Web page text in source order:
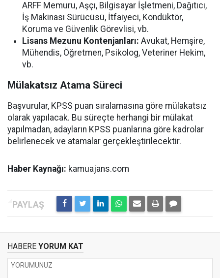
ARFF Memuru, Aşçı, Bilgisayar İşletmeni, Dağıtıcı,
İş Makinası Sürücüsü, İtfaiyeci, Kondüktör,
Koruma ve Güvenlik Görevlisi, vb.
Lisans Mezunu Kontenjanları: Avukat, Hemşire,
Mühendis, Öğretmen, Psikolog, Veteriner Hekim,
vb.
Mülakatsız Atama Süreci
Başvurular, KPSS puan sıralamasına göre mülakatsız
olarak yapılacak. Bu süreçte herhangi bir mülakat
yapılmadan, adayların KPSS puanlarına göre kadrolar
belirlenecek ve atamalar gerçekleştirilecektir.
Haber Kaynağı: kamuajans.com
HABERE YORUM KAT